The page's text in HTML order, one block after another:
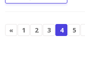
« 1 2 3 4 5